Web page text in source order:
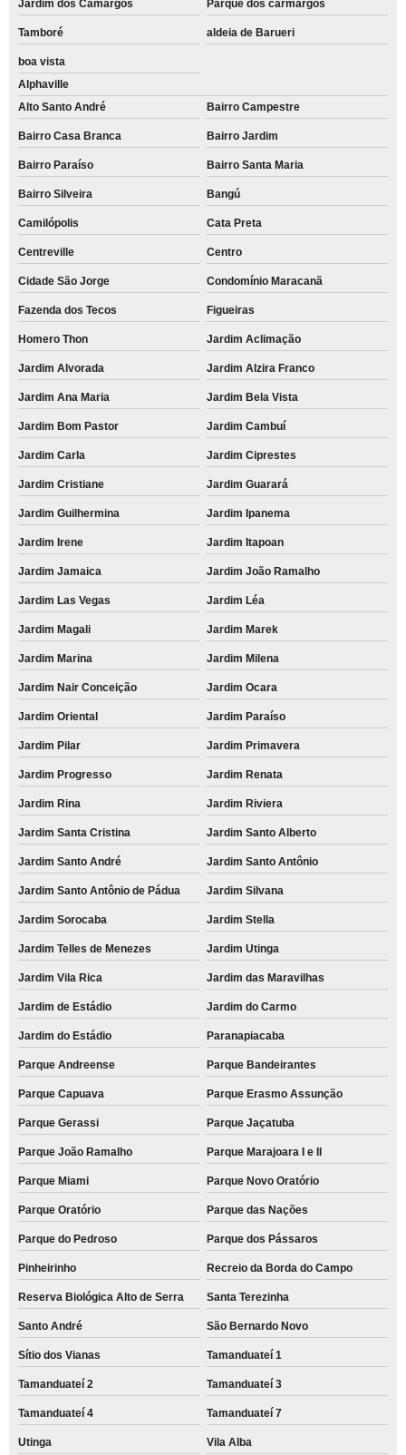
Jardim dos Camargos Parque dos carmargos
Tamboré aldeia de Barueri
boa vista
Alphaville
Alto Santo André
Bairro Campestre
Bairro Casa Branca Bairro Jardim
Bairro Paraíso Bairro Santa Maria
Bairro Silveira Bangú
Camilópolis Cata Preta
Centreville Centro
Cidade São Jorge Condomínio Maracanã
Fazenda dos Tecos Figueiras
Homero Thon Jardim Aclimação
Jardim Alvorada Jardim Alzira Franco
Jardim Ana Maria Jardim Bela Vista
Jardim Bom Pastor Jardim Cambuí
Jardim Carla Jardim Ciprestes
Jardim Cristiane Jardim Guarará
Jardim Guilhermina Jardim Ipanema
Jardim Irene Jardim Itapoan
Jardim Jamaica Jardim João Ramalho
Jardim Las Vegas Jardim Léa
Jardim Magali Jardim Marek
Jardim Marina Jardim Milena
Jardim Nair Conceição Jardim Ocara
Jardim Oriental Jardim Paraíso
Jardim Pilar Jardim Primavera
Jardim Progresso Jardim Renata
Jardim Rina Jardim Riviera
Jardim Santa Cristina Jardim Santo Alberto
Jardim Santo André Jardim Santo Antônio
Jardim Santo Antônio de Pádua Jardim Silvana
Jardim Sorocaba Jardim Stella
Jardim Telles de Menezes Jardim Utinga
Jardim Vila Rica Jardim das Maravilhas
Jardim de Estádio Jardim do Carmo
Jardim do Estádio Paranapiacaba
Parque Andreense Parque Bandeirantes
Parque Capuava Parque Erasmo Assunção
Parque Gerassi Parque Jaçatuba
Parque João Ramalho Parque Marajoara I e II
Parque Miami Parque Novo Oratório
Parque Oratório Parque das Nações
Parque do Pedroso Parque dos Pássaros
Pinheirinho Recreio da Borda do Campo
Reserva Biológica Alto de Serra Santa Terezinha
Santo André São Bernardo Novo
Sítio dos Vianas Tamanduateí 1
Tamanduateí 2 Tamanduateí 3
Tamanduateí 4 Tamanduateí 7
Utinga Vila Alba